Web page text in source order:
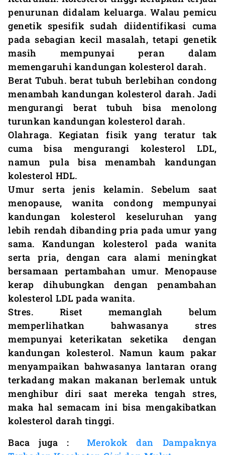
penurunan didalam keluarga. Walau pemicu
genetik spesifik sudah diidentifikasi cuma
pada sebagian kecil masalah, tetapi genetik
masih mempunyai peran dalam
memengaruhi kandungan kolesterol darah.
Berat Tubuh. berat tubuh berlebihan condong
menambah kandungan kolesterol darah. Jadi
mengurangi berat tubuh bisa menolong
turunkan kandungan kolesterol darah.
Olahraga. Kegiatan fisik yang teratur tak
cuma bisa mengurangi kolesterol LDL,
namun pula bisa menambah kandungan
kolesterol HDL.
Umur serta jenis kelamin. Sebelum saat
menopause, wanita condong mempunyai
kandungan kolesterol keseluruhan yang
lebih rendah dibanding pria pada umur yang
sama. Kandungan kolesterol pada wanita
serta pria, dengan cara alami meningkat
bersamaan pertambahan umur. Menopause
kerap dihubungkan dengan penambahan
kolesterol LDL pada wanita.
Stres. Riset memanglah belum
memperlihatkan bahwasanya stres
mempunyai keterikatan seketika dengan
kandungan kolesterol. Namun kaum pakar
menyampaikan bahwasanya lantaran orang
terkadang makan makanan berlemak untuk
menghibur diri saat mereka tengah stres,
maka hal semacam ini bisa mengakibatkan
kolesterol darah tinggi.
Baca juga :
Merokok dan Dampaknya